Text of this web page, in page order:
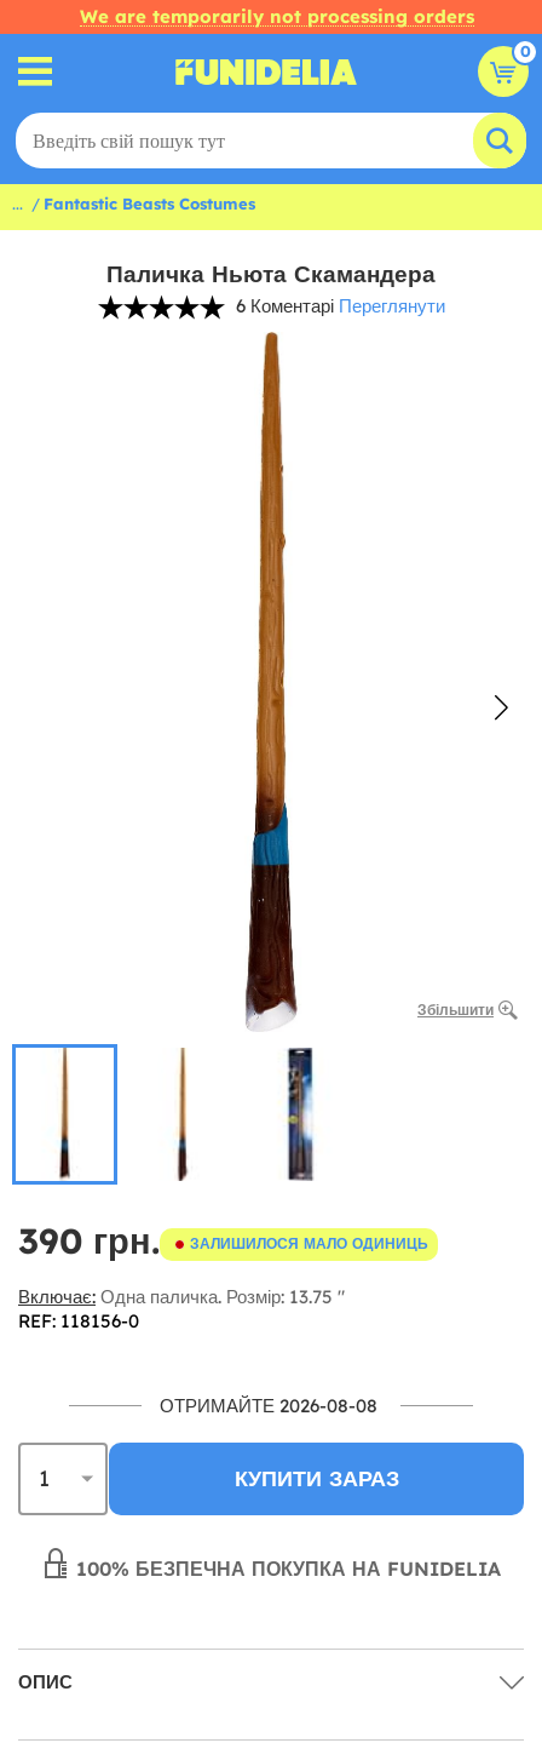
We are temporarily not processing orders
0
... Fantastic Beasts Costumes
Паличка Ньюта Скамандера
6 Коментарі Переглянути
Збільшити
390 грн. ЗАЛИШИЛОСЯ МАЛО ОДИНИЦЬ
Включає: Одна паличка. Розмір: 13.75 "
REF: 118156-0
ОТРИМАЙТЕ 2026-08-08
КУПИТИ ЗАРАЗ
100% БЕЗПЕЧНА ПОКУПКА НА FUNIDELIA
ОПИС